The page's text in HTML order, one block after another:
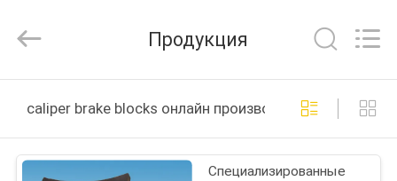
ПРОДУКТЫ
Reserved.
Продукция
caliper brake blocks онлайн производство
Специализированные